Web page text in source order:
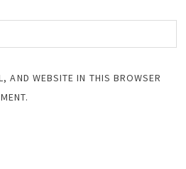
AND WEBSITE IN THIS BROWSER